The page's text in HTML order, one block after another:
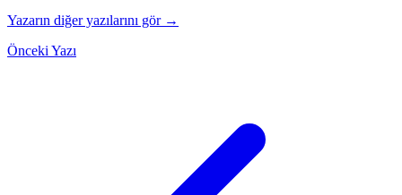
Yazarın diğer yazılarını gör →
Önceki Yazı